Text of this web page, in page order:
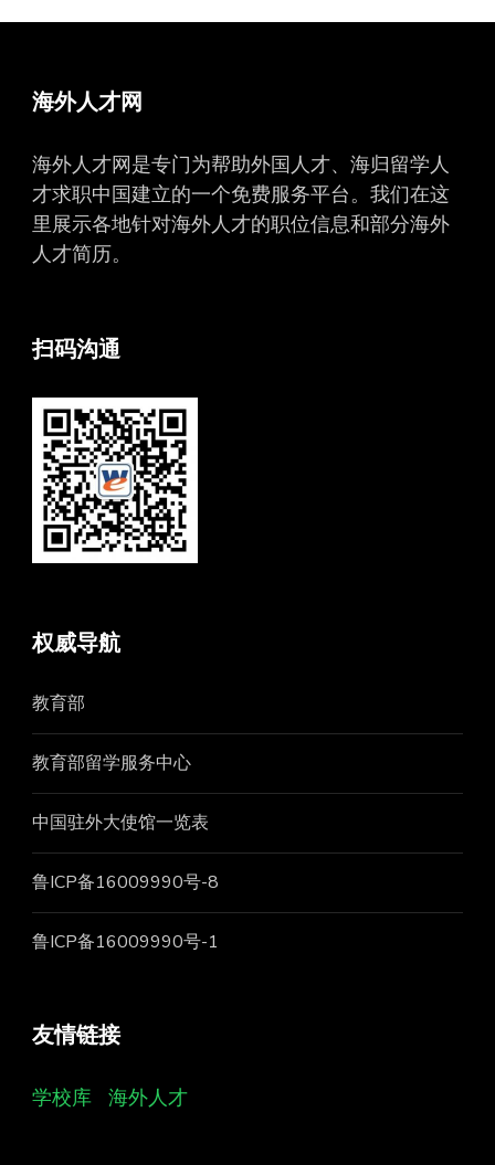
海外人才网
海外人才网是专门为帮助外国人才、海归留学人
才求职中国建立的一个免费服务平台。我们在这
里展示各地针对海外人才的职位信息和部分海外
人才简历。
扫码沟通
权威导航
教育部
教育部留学服务中心
中国驻外大使馆一览表
鲁ICP备16009990号-8
鲁ICP备16009990号-1
友情链接
学校库 海外人才